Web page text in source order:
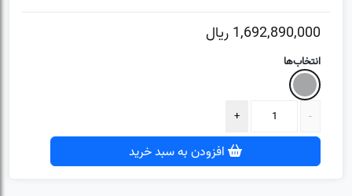
1,692,890,000 ریال
انتخاب‌ها